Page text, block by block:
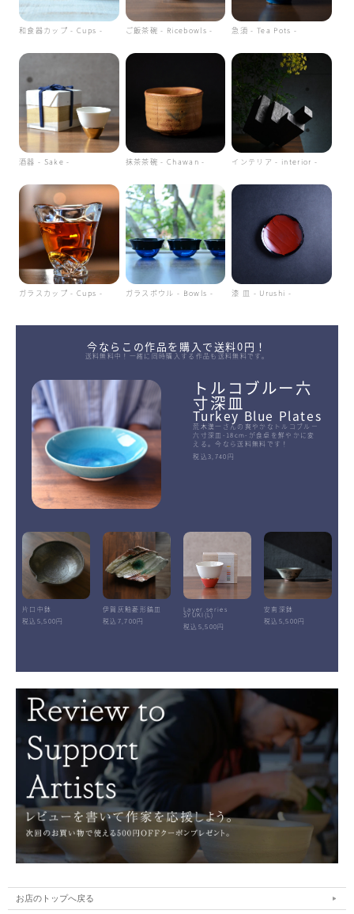
和食器カップ - Cups - ご飯茶碗 - Ricebowls - 急須 - Tea Pots -
酒器 - Sake - 抹茶茶碗 - Chawan - インテリア - interior -
ガラスカップ - Cups - ガラスボウル - Bowls - 漆 皿 - Urushi -
今ならこの作品を購入で送料0円！
送料無料中！一緒に同時購入する作品も送料無料です。
トルコブルー六
寸深皿
Turkey Blue Plates
荒木漢一さんの爽やかなトルコブルー
六寸深皿-18cm-が食卓を鮮やかに変
える。今なら送料無料です！
税込3,740円
片口中鉢
税込5,500円
伊賀灰釉菱形鎬皿
税込7,700円
Layer.series
SYUKI(L)
税込5,500円
安南深鉢
税込5,500円
お店のトップへ戻る